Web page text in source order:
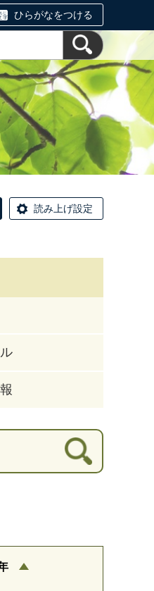
ひらがなをつける
読み上げ設定